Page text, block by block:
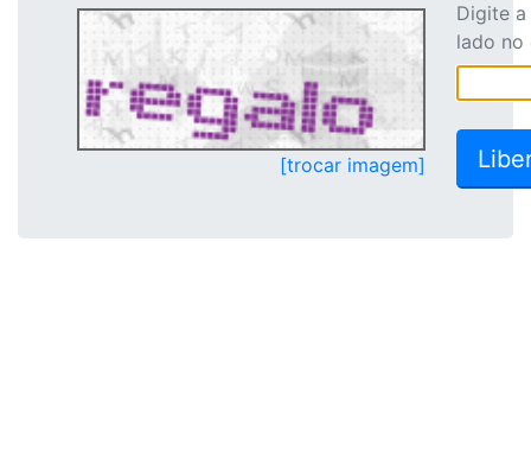
[trocar imagem]
Digite
lado no